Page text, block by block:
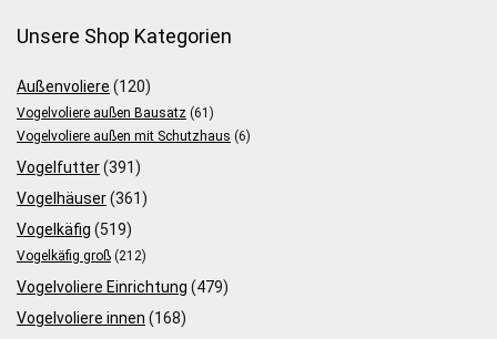
Unsere Shop Kategorien
Außenvoliere (120)
Vogelvoliere außen Bausatz (61)
Vogelvoliere außen mit Schutzhaus (6)
Vogelfutter(391)
Vogelhäuser(361)
Vogelkäfig (519)
Vogelkäfig groß (212)
Vogelvoliere Einrichtung (479)
Vogelvoliere innen (168)